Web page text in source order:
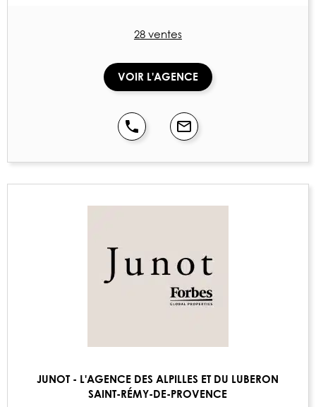
28 ventes
VOIR L'AGENCE
JUNOT - L'AGENCE DES ALPILLES ET DU LUBERON
SAINT-RÉMY-DE-PROVENCE